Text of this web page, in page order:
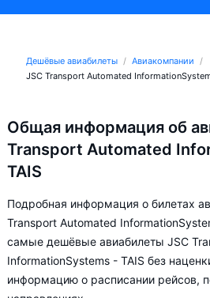
Дешёвые авиабилеты
Авиакомпании
JSC Transport Automated
Общая информация об
Transport Automated
TAIS
Подробная информация о билетах
Transport Automated
самые дешёвые авиабилеты JSC
InformationSystems - TAIS без
информацию о расписании рейсов,